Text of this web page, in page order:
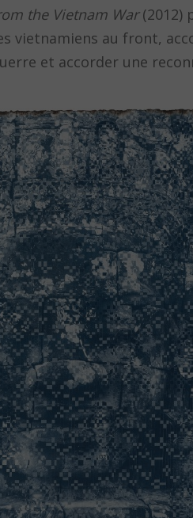
the Vietnam War(2012)
vietnamiens au front,
et accorder une